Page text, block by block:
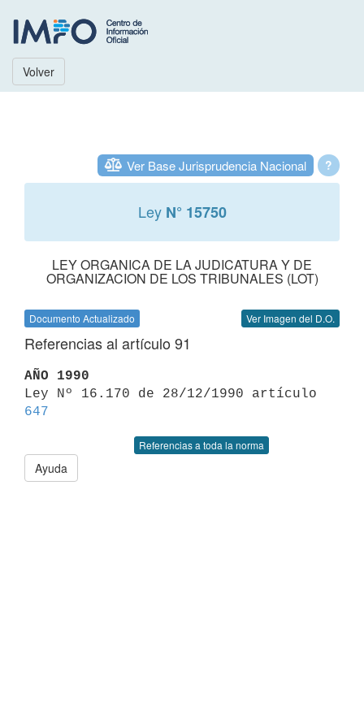
Volver
?
Ver Base Jurisprudencia Nacional
Ley N° 15750
LEY ORGANICA DE LA JUDICATURA Y DE
ORGANIZACION DE LOS TRIBUNALES (LOT)
Documento Actualizado Ver Imagen del D.O.
Referencias al artículo 91
AÑO 1990
647
Referencias a toda la norma
Ayuda